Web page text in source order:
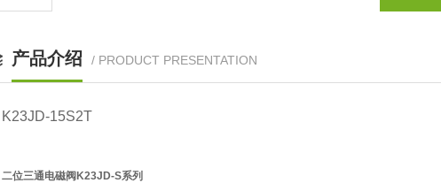
产品介绍 / PRODUCT PRESENTATION
K23JD-15S2T
二位三通电磁阀K23JD-S系列